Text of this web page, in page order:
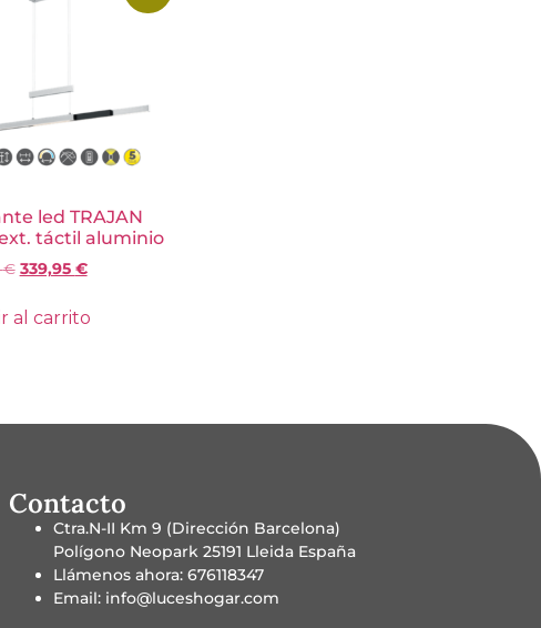
led TRAJAN
táctil aluminio
€ 339,95 €
al carrito
Contacto
Ctra.N-II Km 9 (Dirección Barcelona)
Polígono Neopark 25191 Lleida España
Llámenos ahora: 676118347
Email: info@luceshogar.com